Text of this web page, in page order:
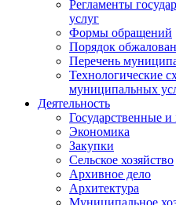
Регламенты
услуг
Формы обращений
Порядок
Перечень
Технологические
муниципальных
Деятельность
Государственные
Экономика
Закупки
Сельское хозяйство
Архивное дело
Архитектура